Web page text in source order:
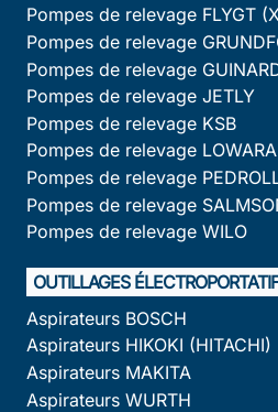
Pompes de relevage FLYGT
Pompes de relevage
Pompes de relevage
Pompes de relevage JETLY
Pompes de relevage KSB
Pompes de relevage
Pompes de relevage
Pompes de relevage
Pompes de relevage WILO
OUTILLAGES
Aspirateurs BOSCH
Aspirateurs HIKOKI (HITACHI)
Aspirateurs MAKITA
Aspirateurs WURTH